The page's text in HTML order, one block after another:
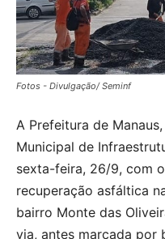
Fotos - Divulgação/ Seminf
A Prefeitura de
Municipal de
sexta-feira, 26/9, com
recuperação asfáltica
bairro Monte das
via, antes marcada por